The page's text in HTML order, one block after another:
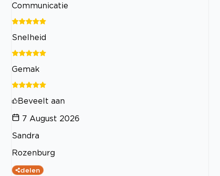
Communicatie
Snelheid
Gemak
Beveelt aan
7 August 2026
Sandra
Rozenburg
delen